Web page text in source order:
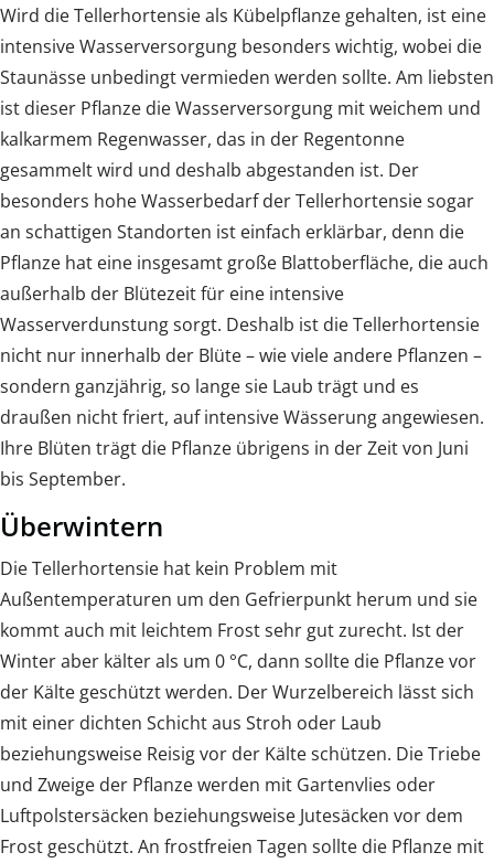
Wird die Tellerhortensie als Kübelpflanze gehalten, ist eine
intensive Wasserversorgung besonders wichtig, wobei die
Staunässe unbedingt vermieden werden sollte. Am liebsten
ist dieser Pflanze die Wasserversorgung mit weichem und
kalkarmem Regenwasser, das in der Regentonne
gesammelt wird und deshalb abgestanden ist. Der
besonders hohe Wasserbedarf der Tellerhortensie sogar
an schattigen Standorten ist einfach erklärbar, denn die
Pflanze hat eine insgesamt große Blattoberfläche, die auch
außerhalb der Blütezeit für eine intensive
Wasserverdunstung sorgt. Deshalb ist die Tellerhortensie
nicht nur innerhalb der Blüte – wie viele andere Pflanzen –
sondern ganzjährig, so lange sie Laub trägt und es
draußen nicht friert, auf intensive Wässerung angewiesen.
Ihre Blüten trägt die Pflanze übrigens in der Zeit von Juni
bis September.
Überwintern
Die Tellerhortensie hat kein Problem mit
Außentemperaturen um den Gefrierpunkt herum und sie
kommt auch mit leichtem Frost sehr gut zurecht. Ist der
Winter aber kälter als um 0 °C, dann sollte die Pflanze vor
der Kälte geschützt werden. Der Wurzelbereich lässt sich
mit einer dichten Schicht aus Stroh oder Laub
beziehungsweise Reisig vor der Kälte schützen. Die Triebe
und Zweige der Pflanze werden mit Gartenvlies oder
Luftpolstersäcken beziehungsweise Jutesäcken vor dem
Frost geschützt. An frostfreien Tagen sollte die Pflanze mit